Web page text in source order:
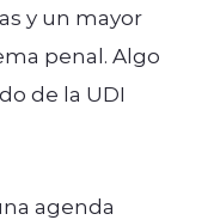
y un mayor
penal. Algo
de la UDI
agenda